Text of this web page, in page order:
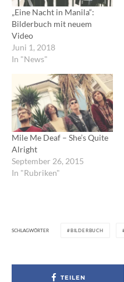
„Eine Nacht in Manila“:
Bilderbuch mit neuem
Video
Juni 1, 2018
In "News"
Mile Me Deaf – She’s Quite
Alright
September 26, 2015
In "Rubriken"
SCHLAGWÖRTER BILDERBUCH
TEILEN